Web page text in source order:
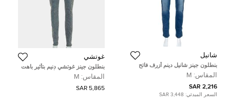
شانيل
بنطلون جينز شانيل دينم أزرف فاتح
حواف مجدولة مقاس متوسط
(ميديوم)
المقاس: M
2,216 SAR
السعر المبدئي: 3,448 SAR
غوتشي
بنطلون جينز غوتشي دنيم بتأثير باهت
مطبوع بشعار الماركة أزرق مقاس
متوسط (ميديوم)
المقاس: M
5,865 SAR